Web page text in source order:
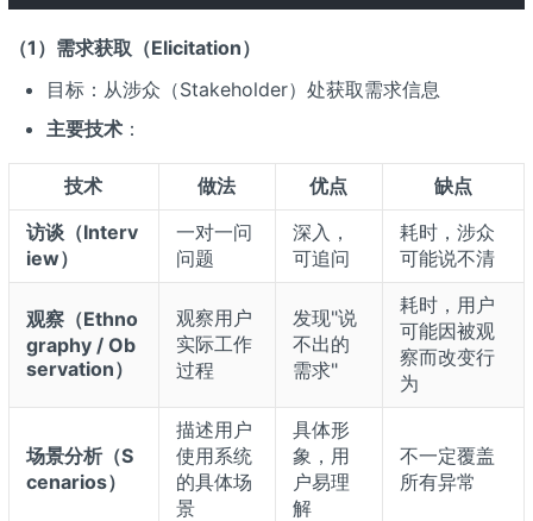
（1）需求获取（Elicitation）
目标：从涉众（Stakeholder）处获取需求信息
主要技术：
技术 做法 优点
缺点
访谈（Interv
iew）
一对一问
问题
深入，
可追问
耗时，涉众
可能说不清
观察（Ethno
graphy / Ob
servation）
观察用户
实际工作
过程
发现"说
不出的
需求"
耗时，用户
可能因被观
察而改变行
为
场景分析（S
cenarios）
描述用户
使用系统
的具体场
景
具体形
象，用
户易理
解
不一定覆盖
所有异常